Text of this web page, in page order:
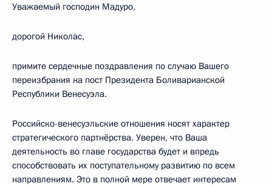
Уважаемый господин Мадуро,
дорогой Николас,
примите сердечные поздравления по случаю Вашего
переизбрания на пост Президента Боливарианской
Республики Венесуэла.
Российско-венесуэльские отношения носят характер
стратегического партнёрства. Уверен, что Ваша
деятельность во главе государства будет и впредь
способствовать их поступательному развитию по всем
направлениям. Это в полной мере отвечает интересам